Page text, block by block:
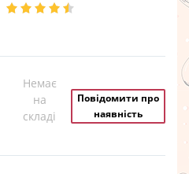
Немає
на
складі
Повідомити про
наявність